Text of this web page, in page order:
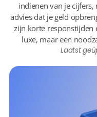
indienen van je
advies dat je geld
zijn korte responstijden
luxe, maar een
Laatst